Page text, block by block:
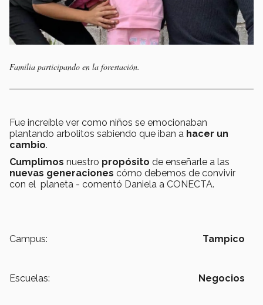
Familia participando en la forestación.
Fue increíble ver como niños se emocionaban
plantando arbolitos sabiendo que iban a hacer un
cambio.
Cumplimos nuestro propósito de enseñarle a las
nuevas generaciones cómo debemos de convivir
con el planeta - comentó Daniela a CONECTA.
Campus: Tampico
Escuelas: Negocios